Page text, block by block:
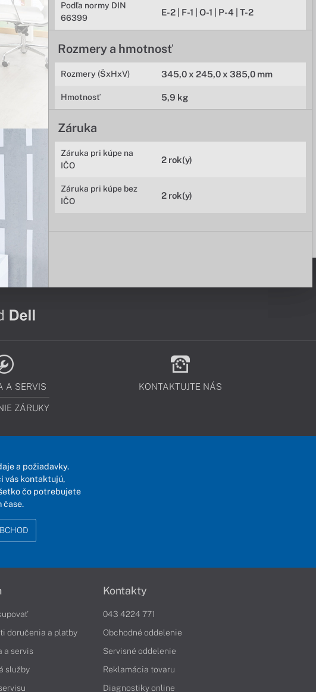
Podľa normy DIN
66399
E-2 | F-1 | O-1 | P-4 | T-2
Rozmery a hmotnosť
Rozmery (ŠxHxV) 345,0 x 245,0 x 385,0 mm
Hmotnosť 5,9 kg
Záruka
Záruka pri kúpe na
IČO
2 rok(y)
Záruka pri kúpe bez
IČO
2 rok(y)
A SERVIS
ZÁRUKY
KONTAKTUJTE NÁS
a požiadavky.
vás kontaktujú,
čo potrebujete
čase.
doručenia a platby
a servis
služby
Kontakty
043 4224 771
Obchodné oddelenie
Servisné oddelenie
Reklamácia tovaru
Diagnostiky online